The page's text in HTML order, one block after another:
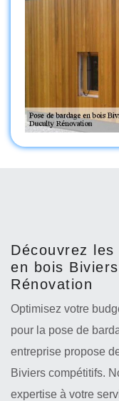
Découvrez
en bois
Rénovation
Optimisez votre
pour la pose de
entreprise propose
Biviers compétitifs.
expertise à votre